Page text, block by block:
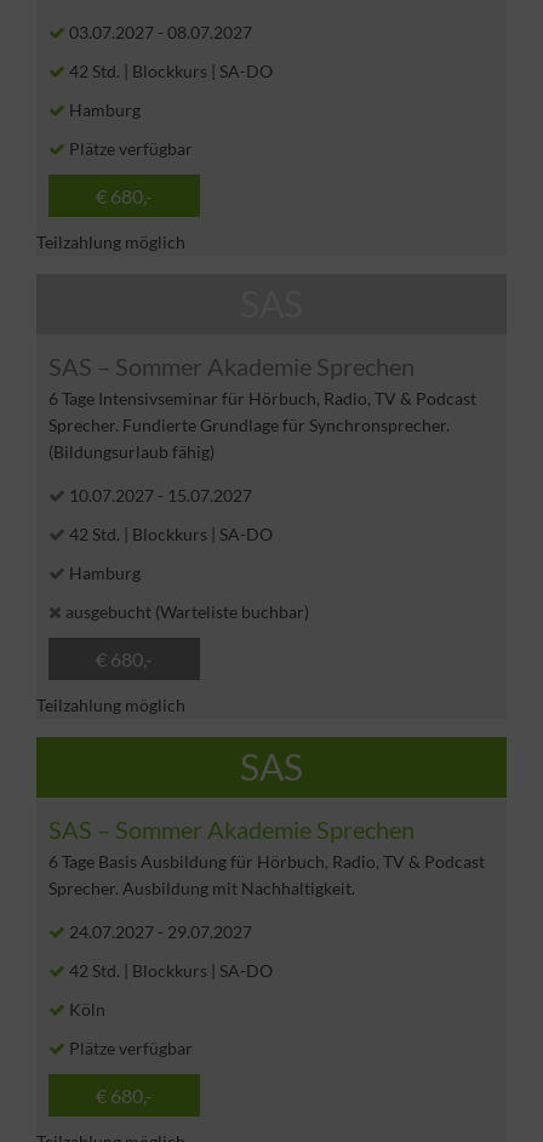
03.07.2027 - 08.07.2027
42 Std. | Blockkurs | SA-DO
Hamburg
Plätze verfügbar
€ 680,-
Teilzahlung möglich
SAS – Sommer Akademie Sprechen
6 Tage Intensivseminar für Hörbuch, Radio, TV & Podcast
Sprecher. Fundierte Grundlage für Synchronsprecher.
(Bildungsurlaub fähig)
10.07.2027 - 15.07.2027
42 Std. | Blockkurs | SA-DO
Hamburg
ausgebucht (Warteliste buchbar)
€ 680,-
Teilzahlung möglich
SAS
SAS – Sommer Akademie Sprechen
6 Tage Basis Ausbildung für Hörbuch, Radio, TV & Podcast
Sprecher. Ausbildung mit Nachhaltigkeit.
24.07.2027 - 29.07.2027
42 Std. | Blockkurs | SA-DO
Köln
Plätze verfügbar
€ 680,-